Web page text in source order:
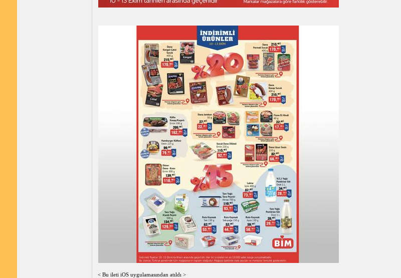
< Bu ileti iOS uygulamasından atıldı >